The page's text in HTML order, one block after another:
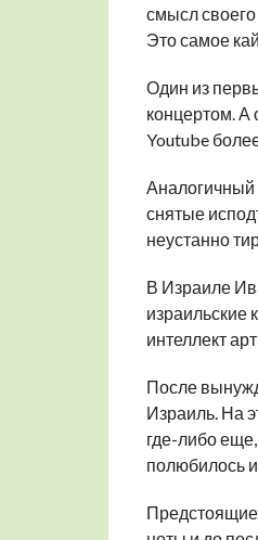
смысл своего
Это самое
Один из
концертом. А
Youtube
Аналогичный
снятые
неустанно
В Израиле
израильские
интеллект
После
Израиль. На
где-либо
полюбилось
Предстоящие